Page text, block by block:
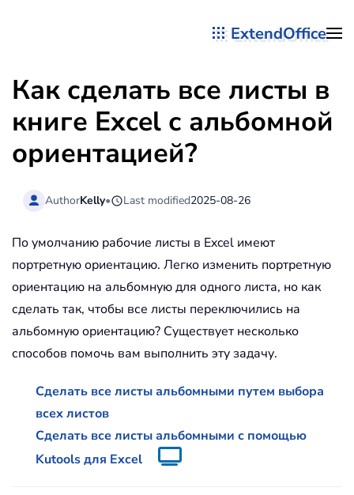
ExtendOffice
Как сделать все листы в
книге Excel с альбомной
ориентацией?
AuthorKelly• Last modified2025-08-26
По умолчанию рабочие листы в Excel имеют
портретную ориентацию. Легко изменить портретную
ориентацию на альбомную для одного листа, но как
сделать так, чтобы все листы переключились на
альбомную ориентацию? Существует несколько
способов помочь вам выполнить эту задачу.
Сделать все листы альбомными путем выбора
всех листов
Сделать все листы альбомными с помощью
Kutools для Excel